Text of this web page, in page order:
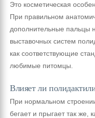
Это косметическая
При правильном
дополнительные пальцы
выставочных систем
как соответствующие
любимые питомцы.
Влияет ли
При нормальном
бегает и прыгает так же,